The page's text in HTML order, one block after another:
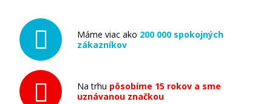
Máme viac ako 200 000 spokojných
zákazníkov
Na trhu pôsobíme 15 rokov a sme
uznávanou značkou